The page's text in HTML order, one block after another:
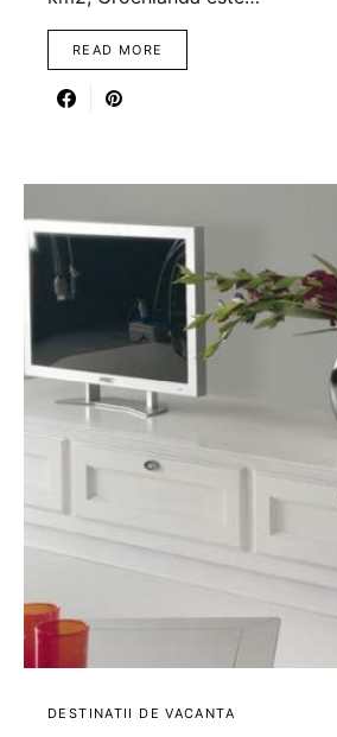
READ MORE
DESTINATII DE VACANTA